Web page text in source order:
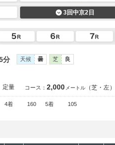
3回中京2日
分 天候 曇 芝 良
定量 コース： 2,000 メートル （芝・左）
4着 160 5着
105